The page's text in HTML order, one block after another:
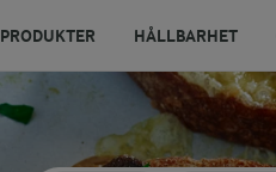
PRODUKTER HÅLLBARHET